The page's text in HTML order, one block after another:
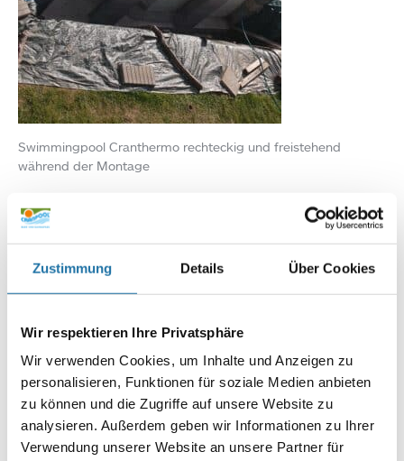
Zustimmung Details Über Cookies
Wir respektieren Ihre Privatsphäre
Wir verwenden Cookies, um Inhalte und Anzeigen zu
personalisieren, Funktionen für soziale Medien anbieten
zu können und die Zugriffe auf unsere Website zu
analysieren. Außerdem geben wir Informationen zu Ihrer
Verwendung unserer Website an unsere Partner für
Swimmingpool Cranthermo rechteckig und freistehend
während der Montage
DE: 089 / 451 08 93
Autor:
Anna Hirn